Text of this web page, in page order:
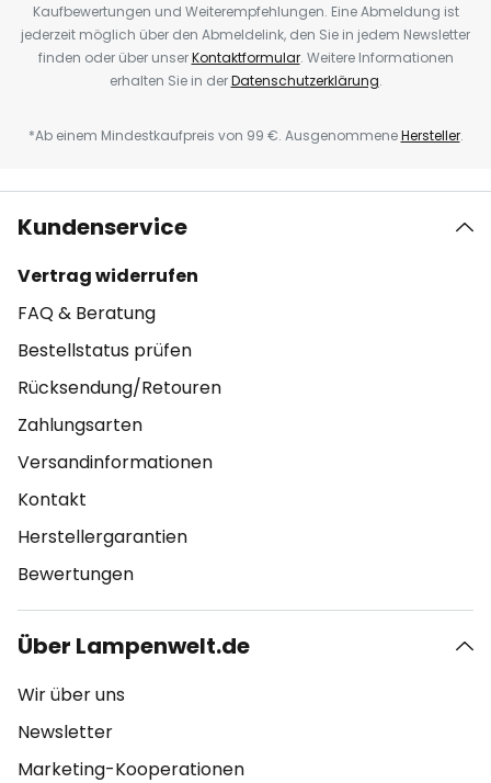
Kaufbewertungen und Weiterempfehlungen. Eine Abmeldung ist
jederzeit möglich über den Abmeldelink, den Sie in jedem Newsletter
finden oder über unserKontaktformular. Weitere Informationen
erhalten Sie in derDatenschutzerklärung.
*Ab einem Mindestkaufpreis von 99 €. AusgenommeneHersteller.
Kundenservice
Vertrag widerrufen
FAQ & Beratung
Bestellstatus prüfen
Rücksendung/Retouren
Zahlungsarten
Versandinformationen
Kontakt
Herstellergarantien
Bewertungen
Über Lampenwelt.de
Wir über uns
Newsletter
Marketing-Kooperationen